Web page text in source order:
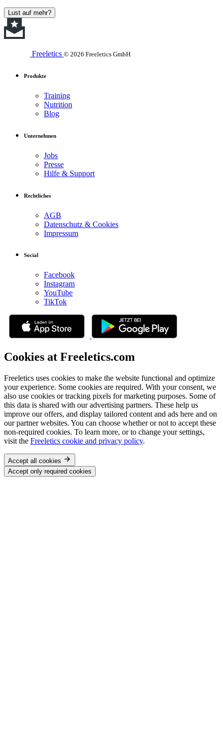
Lust auf mehr?
Freeletics © 2026 Freeletics GmbH
Produkte
Training
Nutrition
Blog
Unternehmen
Jobs
Presse
Hilfe & Support
Rechtliches
AGB
Datenschutz & Cookies
Impressum
Social
Facebook
Instagram
YouTube
TikTok
Cookies at Freeletics.com
Freeletics uses cookies to make the website functional and optimize
your experience. Some cookies are required. With your consent, we
also use cookies or tracking pixels for marketing purposes. Some of
this data is shared with our advertising partners. These help us
improve our offers, and display tailored content and ads here and on
our partner websites. You can choose whether or not to accept these
non-required cookies. To learn more, or to change your settings,
visit the Freeletics cookie and privacy policy.
Accept all cookies
Accept only required cookies